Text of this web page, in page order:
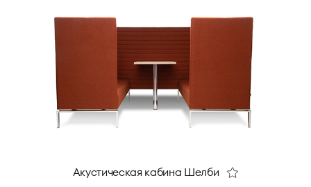
Акустическая кабина Шелби